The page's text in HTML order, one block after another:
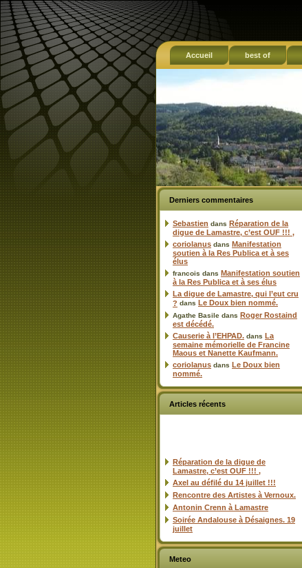
Accueil best of
Derniers commentaires
Sebastien dans Réparation de la
digue de Lamastre, c’est OUF !!! ,
coriolanus dans Manifestation
soutien à la Res Publica et à ses
élus
francois dans Manifestation soutien
à la Res Publica et à ses élus
La digue de Lamastre, qui l’eut cru
? dans Le Doux bien nommé.
Agathe Basile dans Roger Rostaind
est décédé.
Causerie à l’EHPAD. dans La
semaine mémorielle de Francine
Maous et Nanette Kaufmann.
coriolanus dans Le Doux bien
nommé.
Articles récents
Réparation de la digue de
Lamastre, c’est OUF !!! ,
Axel au défilé du 14 juillet !!!
Rencontre des Artistes à Vernoux.
Antonin Crenn à Lamastre
Soirée Andalouse à Désaignes. 19
juillet
Meteo